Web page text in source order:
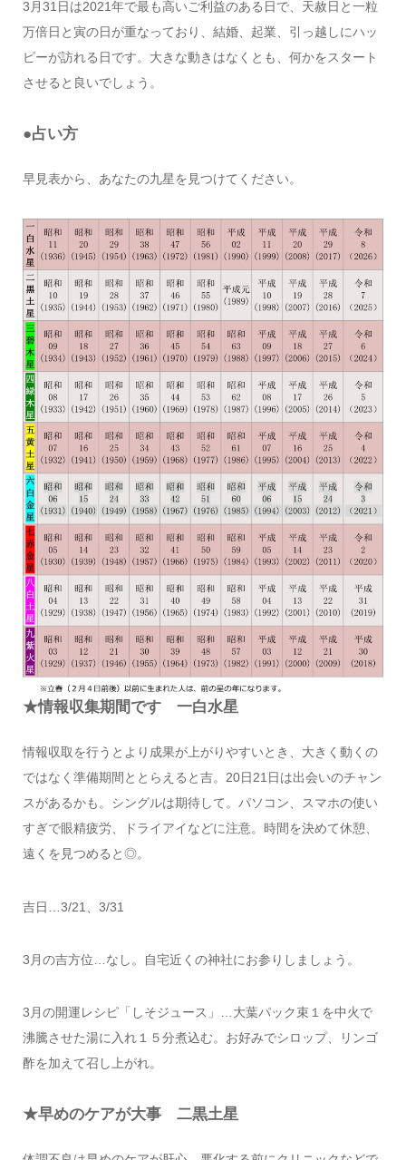
3月31日は2021年で最も高いご利益のある日で、天赦日と一粒
万倍日と寅の日が重なっており、結婚、起業、引っ越しにハッ
ピーが訪れる日です。大きな動きはなくとも、何かをスタート
させると良いでしょう。
●占い方
早見表から、あなたの九星を見つけてください。
★情報収集期間です 一白水星
情報収取を行うとより成果が上がりやすいとき、大きく動くの
ではなく準備期間ととらえると吉。20日21日は出会いのチャン
スがあるかも。シングルは期待して。パソコン、スマホの使い
すぎで眼精疲労、ドライアイなどに注意。時間を決めて休憩、
遠くを見つめると◎。
吉日…3/21、3/31
3月の吉方位…なし。自宅近くの神社にお参りしましょう。
3月の開運レシピ「しそジュース」…大葉パック束１を中火で
沸騰させた湯に入れ１５分煮込む。お好みでシロップ、リンゴ
酢を加えて召し上がれ。
★早めのケアが大事 二黒土星